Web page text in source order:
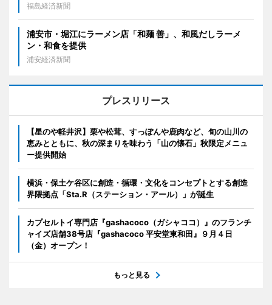
福島経済新聞
浦安市・堀江にラーメン店「和麺 善」、和風だしラーメ
ン・和食を提供
浦安経済新聞
プレスリリース
【星のや軽井沢】栗や松茸、すっぽんや鹿肉など、旬の山川の
恵みとともに、秋の深まりを味わう「山の懐石」秋限定メニュ
ー提供開始
横浜・保土ケ谷区に創造・循環・文化をコンセプトとする創造
界隈拠点「Sta.R（ステーション・アール）」が誕生
カプセルトイ専門店『gashacoco（ガシャココ）』のフランチ
ャイズ店舗38号店『gashacoco 平安堂東和田』９月４日
（金）オープン！
もっと見る